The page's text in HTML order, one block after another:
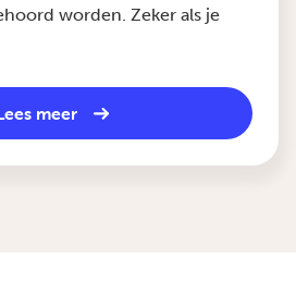
worden. Zeker als je
meer